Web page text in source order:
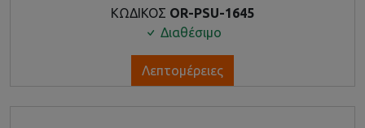
ΚΩΔΙΚΟΣ OR-PSU-1645
Διαθέσιμο
Λεπτομέρειες